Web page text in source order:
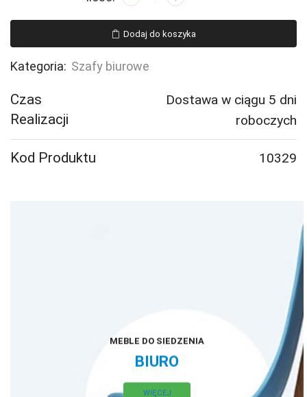
mała,
380x550x340
mm,
Dodaj do koszyka
Kategoria: Szafy biurowe
Czas
Realizacji
Dostawa w ciągu 5 dni
roboczych
Kod Produktu 10329
MEBLE DO SIEDZENIA
BIURO
WIĘCEJ